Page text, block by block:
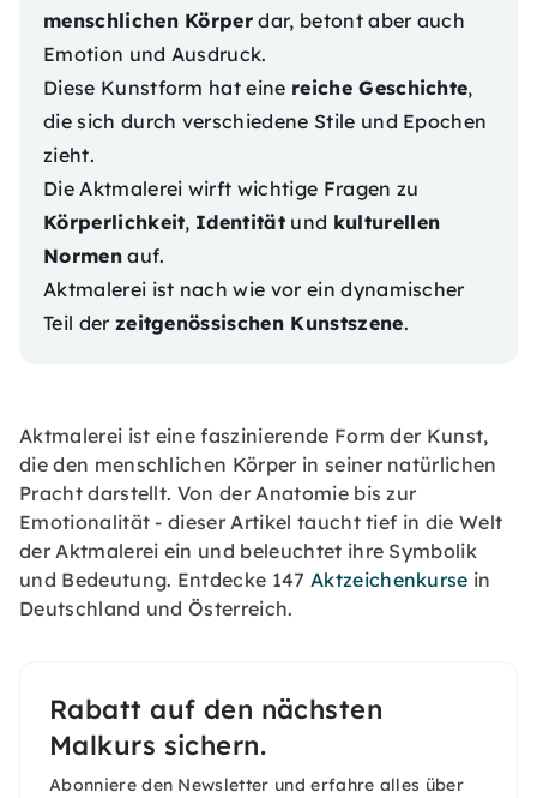
menschlichen Körper dar, betont aber auch
Emotion und Ausdruck.
Diese Kunstform hat eine reiche Geschichte,
die sich durch verschiedene Stile und Epochen
zieht.
Die Aktmalerei wirft wichtige Fragen zu
Körperlichkeit, Identität und kulturellen
Normenauf.
Aktmalerei ist nach wie vor ein dynamischer
Teil der zeitgenössischen Kunstszene.
Aktmalerei ist eine faszinierende Form der Kunst,
die den menschlichen Körper in seiner natürlichen
Pracht darstellt. Von der Anatomie bis zur
Emotionalität - dieser Artikel taucht tief in die Welt
der Aktmalerei ein und beleuchtet ihre Symbolik
und Bedeutung. Entdecke 147 Aktzeichenkurse in
Deutschland und Österreich.
Rabatt auf den nächsten
Malkurs sichern.
Abonniere den Newsletter und erfahre alles über